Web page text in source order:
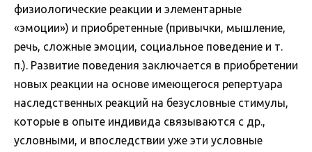
физиологические реакции и элементарные
«эмоции») и приобретенные (привычки, мышление,
речь, сложные эмоции, социальное поведение и т.
п.). Развитие поведения заключается в приобретении
новых реакции на основе имеющегося репертуара
наследственных реакций на безусловные стимулы,
которые в опыте индивида связываются с др.,
условными, и впоследствии уже эти условные